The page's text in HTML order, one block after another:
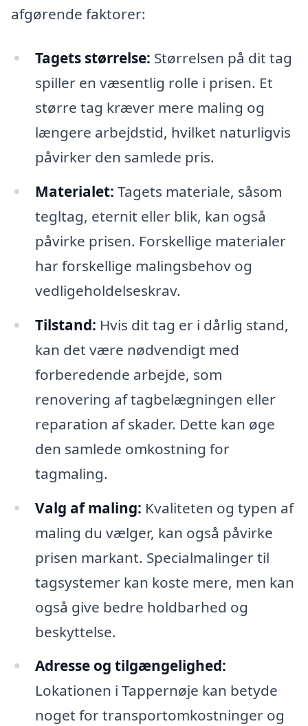
afgørende faktorer:
Tagets størrelse: Størrelsen på dit tag
spiller en væsentlig rolle i prisen. Et
større tag kræver mere maling og
længere arbejdstid, hvilket naturligvis
påvirker den samlede pris.
Materialet: Tagets materiale, såsom
tegltag, eternit eller blik, kan også
påvirke prisen. Forskellige materialer
har forskellige malingsbehov og
vedligeholdelseskrav.
Tilstand: Hvis dit tag er i dårlig stand,
kan det være nødvendigt med
forberedende arbejde, som
renovering af tagbelægningen eller
reparation af skader. Dette kan øge
den samlede omkostning for
tagmaling.
Valg af maling: Kvaliteten og typen af
maling du vælger, kan også påvirke
prisen markant. Specialmalinger til
tagsystemer kan koste mere, men kan
også give bedre holdbarhed og
beskyttelse.
Adresse og tilgængelighed:
Lokationen i Tappernøje kan betyde
noget for transportomkostninger og